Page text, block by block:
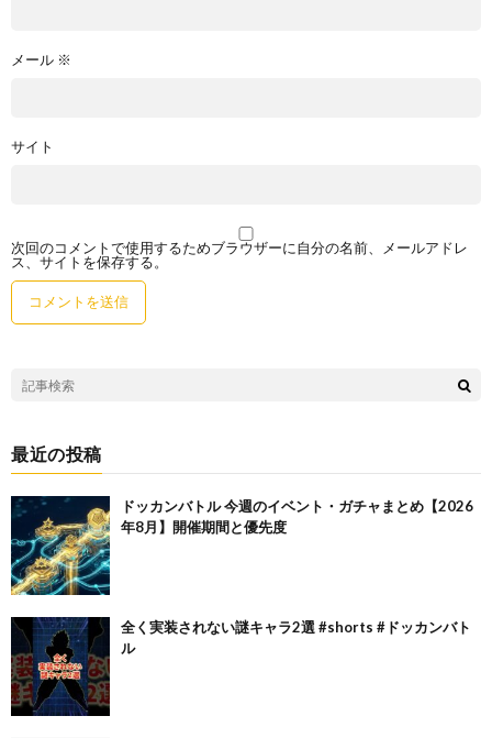
メール ※
サイト
次回のコメントで使用するためブラウザーに自分の名前、メールアドレ
ス、サイトを保存する。
最近の投稿
ドッカンバトル 今週のイベント・ガチャまとめ【2026
年8月】開催期間と優先度
全く実装されない謎キャラ2選 #shorts #ドッカンバト
ル